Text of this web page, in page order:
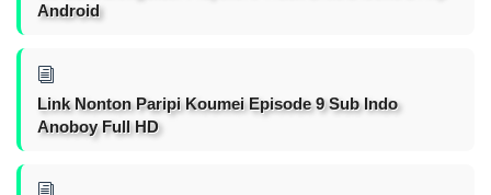
Android
Link Nonton Paripi Koumei Episode 9 Sub Indo
Anoboy Full HD